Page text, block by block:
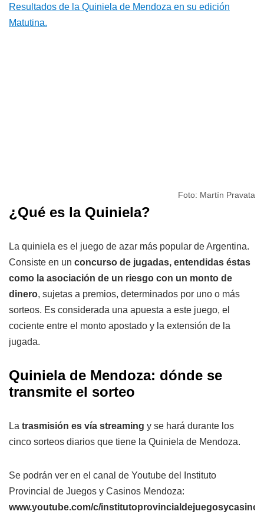
Resultados de la Quiniela de Mendoza en su edición
Matutina.
Foto: Martín Pravata
¿Qué es la Quiniela?
La quiniela es el juego de azar más popular de Argentina.
Consiste en un concurso de jugadas, entendidas éstas
como la asociación de un riesgo con un monto de
dinero, sujetas a premios, determinados por uno o más
sorteos. Es considerada una apuesta a este juego, el
cociente entre el monto apostado y la extensión de la
jugada.
Quiniela de Mendoza: dónde se
transmite el sorteo
La trasmisión es vía streaming y se hará durante los
cinco sorteos diarios que tiene la Quiniela de Mendoza.
Se podrán ver en el canal de Youtube del Instituto
Provincial de Juegos y Casinos Mendoza:
www.youtube.com/c/